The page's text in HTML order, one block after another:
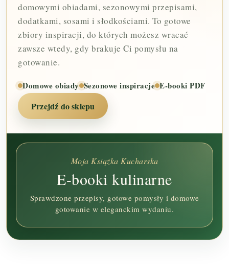
domowymi obiadami, sezonowymi przepisami,
dodatkami, sosami i słodkościami. To gotowe
zbiory inspiracji, do których możesz wracać
zawsze wtedy, gdy brakuje Ci pomysłu na
gotowanie.
Domowe obiady Sezonowe inspiracje E-booki PDF
Przejdź do sklepu
Moja Książka Kucharska
E-booki kulinarne
Sprawdzone przepisy, gotowe pomysły i domowe
gotowanie w eleganckim wydaniu.